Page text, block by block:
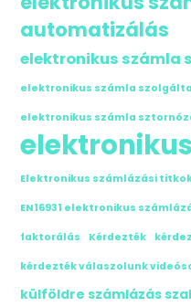
automatizálás
elektronikus számla
elektronikus számla
elektronikus számla
Elektronikus számlázási
EN16931 elektronikus
faktorálás Kérdezték
kérdezték válaszolunk
külföldre számlázás